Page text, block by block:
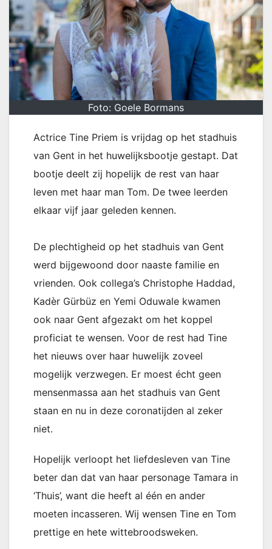
Foto: Goele Bormans
Actrice Tine Priem is vrijdag op het stadhuis
van Gent in het huwelijksbootje gestapt. Dat
bootje deelt zij hopelijk de rest van haar
leven met haar man Tom. De twee leerden
elkaar vijf jaar geleden kennen.
De plechtigheid op het stadhuis van Gent
werd bijgewoond door naaste familie en
vrienden. Ook collega’s Christophe Haddad,
Kadèr Gürbüz en Yemi Oduwale kwamen
ook naar Gent afgezakt om het koppel
proficiat te wensen. Voor de rest had Tine
het nieuws over haar huwelijk zoveel
mogelijk verzwegen. Er moest écht geen
mensenmassa aan het stadhuis van Gent
staan en nu in deze coronatijden al zeker
niet.
Hopelijk verloopt het liefdesleven van Tine
beter dan dat van haar personage Tamara in
‘Thuis’, want die heeft al één en ander
moeten incasseren. Wij wensen Tine en Tom
prettige en hete wittebroodsweken.